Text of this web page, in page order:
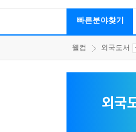
빠른분야찾기
웰컴 외국도서
외국